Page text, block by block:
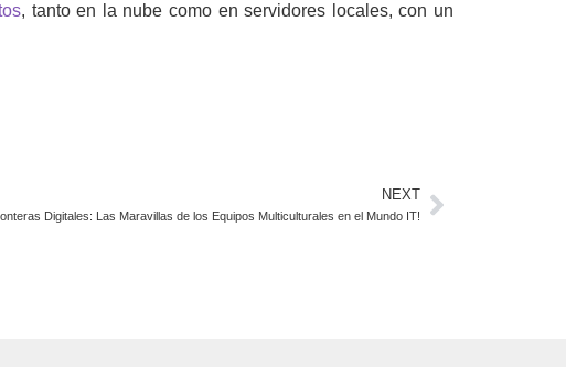
, tanto en la nube como en servidores locales, con un
NEXT
Digitales: Las Maravillas de los Equipos Multiculturales en el Mundo IT!